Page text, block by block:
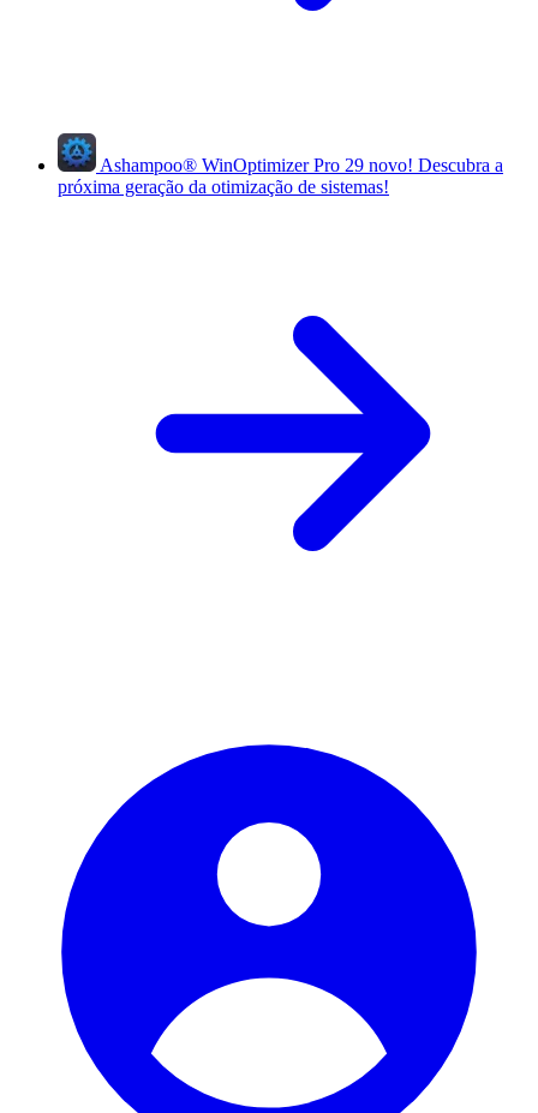
Ashampoo® WinOptimizer Pro 29 novo! Descubra a
próxima geração da otimização de sistemas!